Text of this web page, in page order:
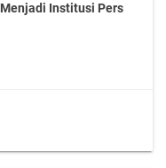
Institusi Pers